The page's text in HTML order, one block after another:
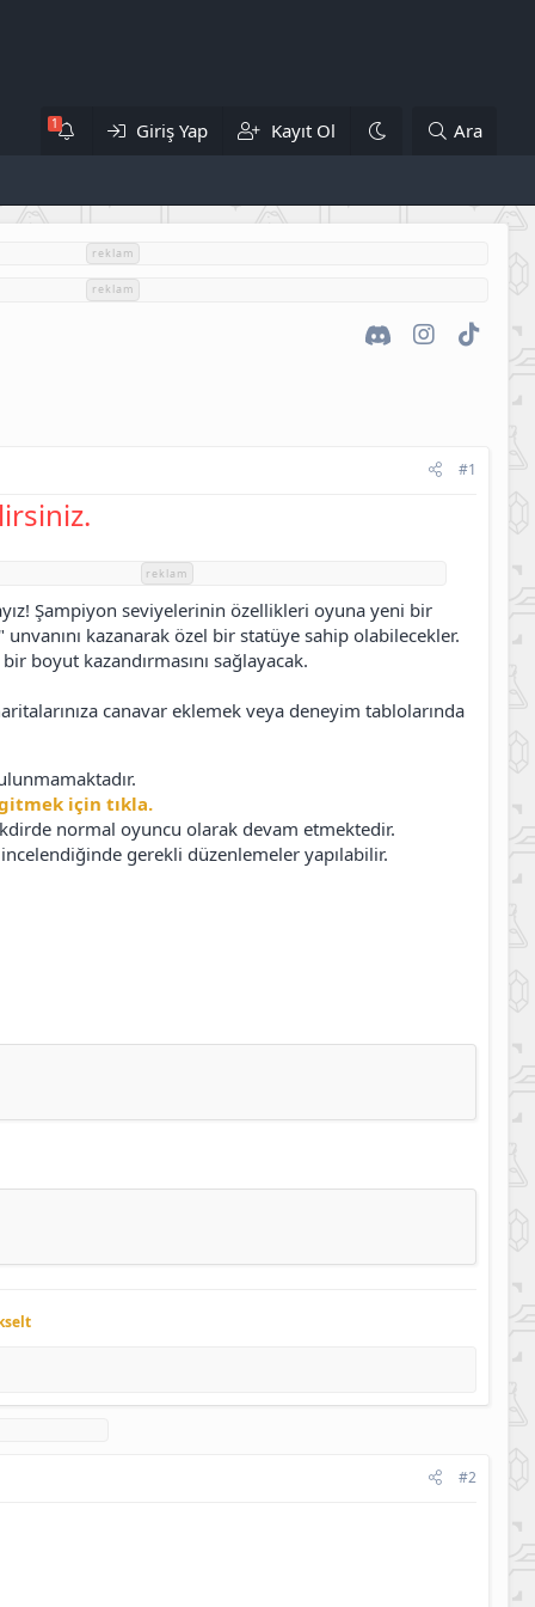
Giriş Yap Kayıt Ol Ara
reklam
reklam
DiscordInstagram
TikTok
#1
reklam
Şampiyon seviyelerinin özellikleri oyuna yeni bir
kazanarak özel bir statüye sahip olabilecekler.
boyut kazandırmasını sağlayacak.
canavar eklemek veya deneyim tablolarında
için tıkla.
normal oyuncu olarak devam etmektedir.
gerekli düzenlemeler yapılabilir.
#2